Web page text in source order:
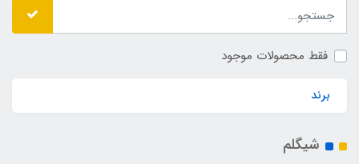
فقط محصولات موجود
برند
شیگلم